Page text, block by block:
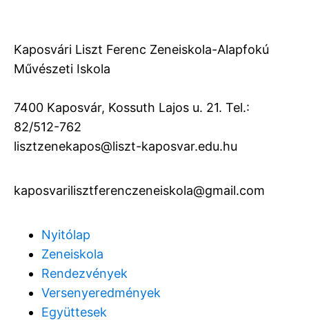
Kaposvári Liszt Ferenc Zeneiskola-Alapfokú
Művészeti Iskola
7400 Kaposvár, Kossuth Lajos u. 21. Tel.:
82/512-762
lisztzenekapos@liszt-kaposvar.edu.hu
kaposvarilisztferenczeneiskola@gmail.com
Nyitólap
Zeneiskola
Rendezvények
Versenyeredmények
Együttesek